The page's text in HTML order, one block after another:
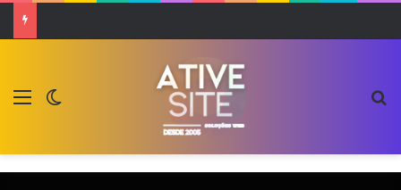
Menu